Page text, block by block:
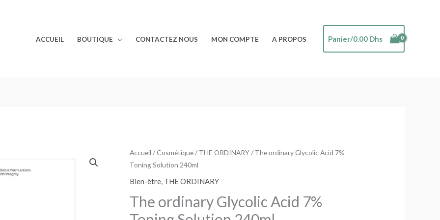
ACCUEIL BOUTIQUE CONTACTEZ NOUS MON COMPTE A PROPOS Panier/0.00 Dhs
Accueil /Cosmétique/ THE ORDINARY/ The ordinary Glycolic Acid 7%
Toning Solution 240ml
Bien-être, THE ORDINARY
The ordinary Glycolic Acid 7%
Le
prix
initial
était :
Le
actuel
est :
quantité
de
The
Glycolic